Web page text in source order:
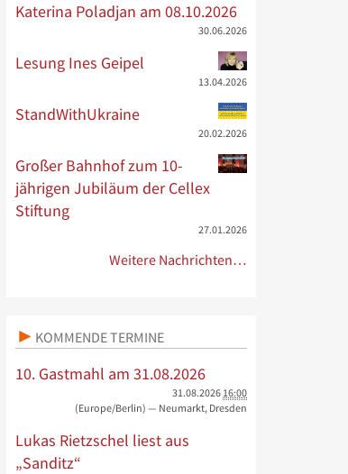
Katerina Poladjan am 08.10.2026
30.06.2026
Lesung Ines Geipel
13.04.2026
StandWithUkraine
20.02.2026
Großer Bahnhof zum 10-
jährigen Jubiläum der Cellex
Stiftung
27.01.2026
Weitere Nachrichten…
KOMMENDE TERMINE
10. Gastmahl am 31.08.2026
31.08.2026 16:00
(Europe/Berlin) — Neumarkt, Dresden
Lukas Rietzschel liest aus
„Sanditz“